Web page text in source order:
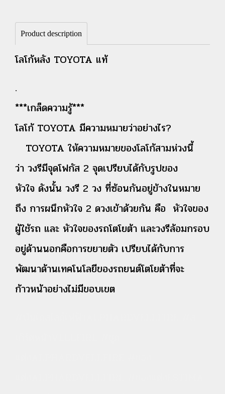
Product description
โลโก้หลัง TOYOTA แท้
.
***เกล็ดความรู้***
โลโก้ TOYOTA มีความหมายว่าอย่างไร?
TOYOTA ให้ความหมายของโลโก้สามห่วงนี้
ว่า วงรีมีจุดโฟกัส 2 จุดเปรียบได้กับรูปของ
หัวใจ ดังนั้น วงรี 2 วง ที่ซ้อนกันอยู่ข้างในหมาย
ถึง การผนึกหัวใจ 2 ดวงเข้าด้วยกัน คือ หัวใจของ
ผู้ใช้รถ และ หัวใจของรถโตโยต้า และวงรีล้อมกรอบ
อยู่ด้านนอกคือการขยายตัว เปรียบได้กับการ
พัฒนาด้านเทคโนโลยีของรถยนต์โตโยต้าที่จะ
ก้าวหน้าอย่างไม่มีขอบเขต